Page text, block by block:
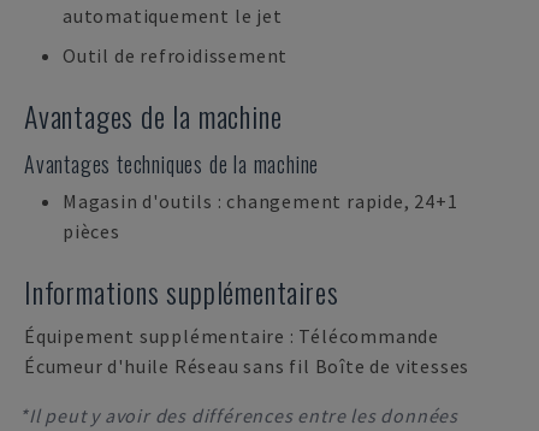
automatiquement le jet
Outil de refroidissement
Avantages de la machine
Avantages techniques de la machine
Magasin d'outils : changement rapide, 24+1
pièces
Informations supplémentaires
Équipement supplémentaire : Télécommande
Écumeur d'huile Réseau sans fil Boîte de vitesses
*Il peut y avoir des différences entre les données